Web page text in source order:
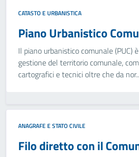
CATASTO E URBANISTICA
Piano Urbanistico
Il piano urbanistico comunale (PUC)
gestione del territorio comunale,
cartografici e tecnici oltre che da
ANAGRAFE E STATO CIVILE
Filo diretto con il